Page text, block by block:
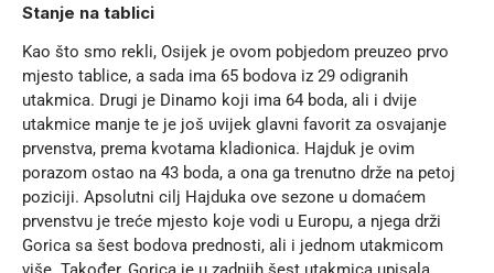
Stanje na tablici
Kao što smo rekli, Osijek je ovom pobjedom preuzeo prvo
mjesto tablice, a sada ima 65 bodova iz 29 odigranih
utakmica. Drugi je Dinamo koji ima 64 boda, ali i dvije
utakmice manje te je još uvijek glavni favorit za osvajanje
prvenstva, prema kvotama kladionica. Hajduk je ovim
porazom ostao na 43 boda, a ona ga trenutno drže na petoj
poziciji. Apsolutni cilj Hajduka ove sezone u domaćem
prvenstvu je treće mjesto koje vodi u Europu, a njega drži
Gorica sa šest bodova prednosti, ali i jednom utakmicom